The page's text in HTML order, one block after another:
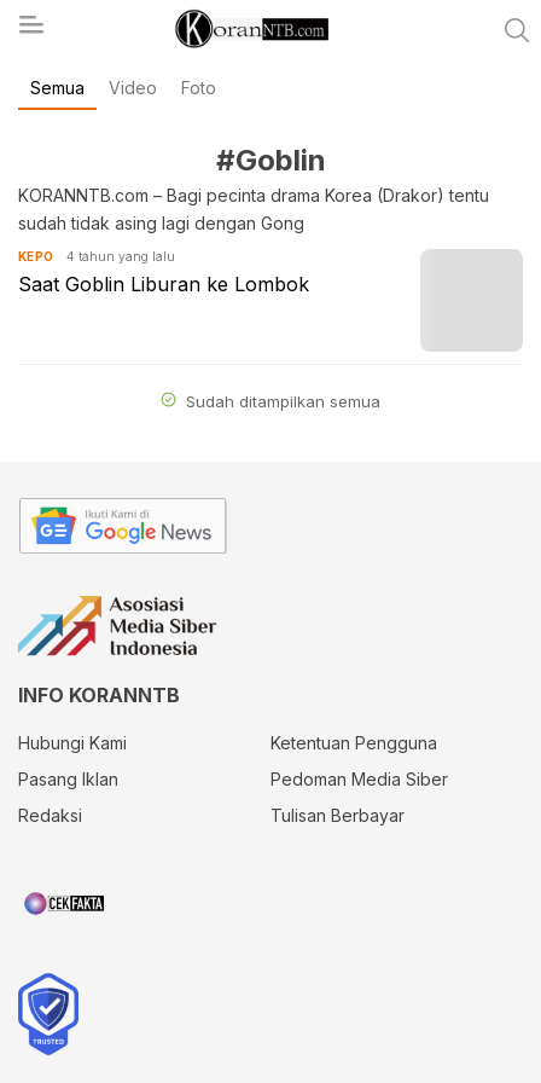
koranntb.com
Semua Video Foto
#Goblin
KORANNTB.com – Bagi pecinta drama Korea (Drakor) tentu
sudah tidak asing lagi dengan Gong
KEPO 4 tahun yang lalu
Saat Goblin Liburan ke Lombok
Sudah ditampilkan semua
INFO KORANNTB
Hubungi Kami
Ketentuan Pengguna
Pasang Iklan
Pedoman Media Siber
Redaksi
Tulisan Berbayar